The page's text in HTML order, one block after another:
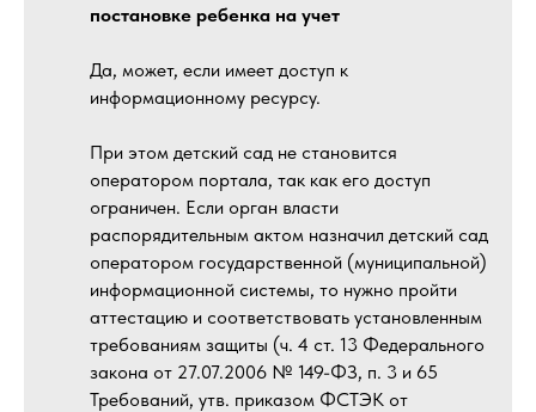
постановке ребенка на учет
Да, может, если имеет доступ к
информационному ресурсу.
При этом детский сад не становится
оператором портала, так как его доступ
ограничен. Если орган власти
распорядительным актом назначил детский сад
оператором государственной (муниципальной)
информационной системы, то нужно пройти
аттестацию и соответствовать установленным
требованиям защиты (ч. 4 ст. 13 Федерального
закона от 27.07.2006 № 149-ФЗ, п. 3 и 65
Требований, утв. приказом ФСТЭК от